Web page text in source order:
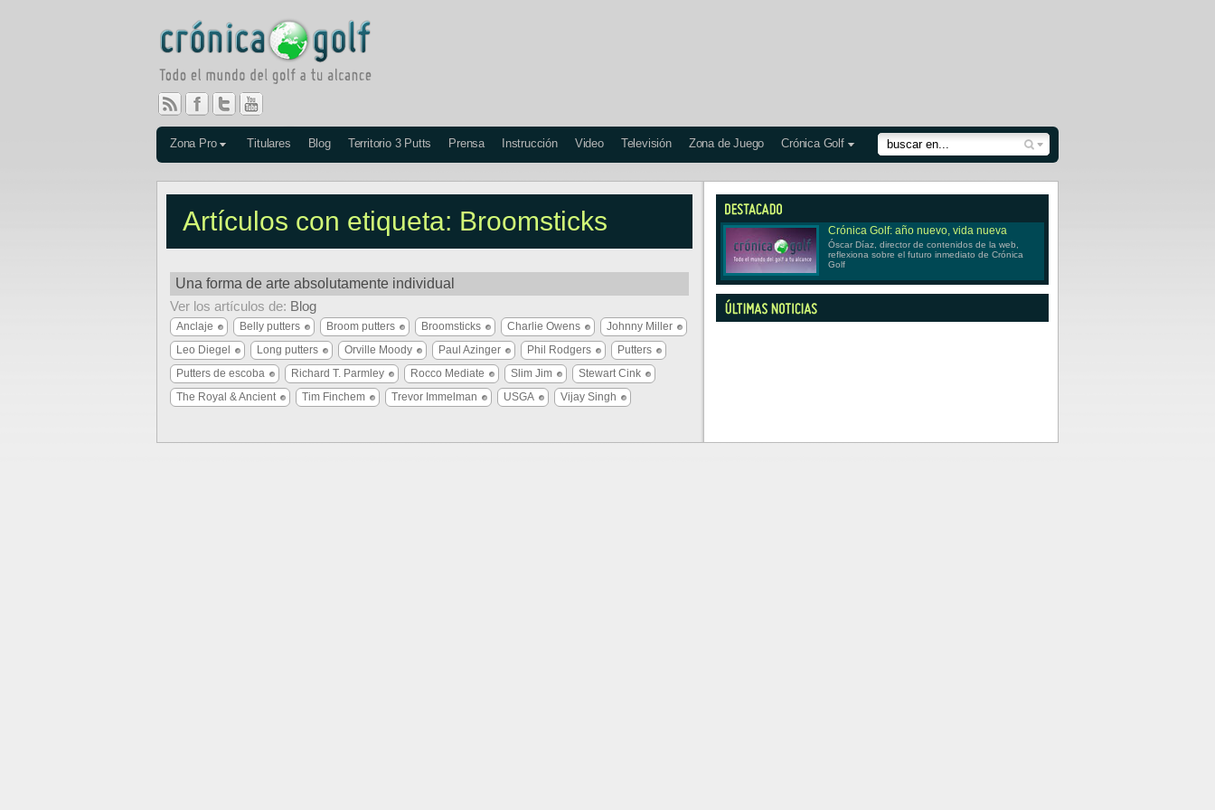
Zona Pro Titulares Blog Territorio 3 Putts Prensa Instrucción Video Televisión Zona de Juego Crónica Golf
Artículos con etiqueta: Broomsticks
Una forma de arte absolutamente individual
Ver los artículos de: Blog
Anclaje Belly putters Broom putters Broomsticks Charlie Owens
Johnny Miller
Leo Diegel
Long putters Orville Moody Paul Azinger Phil Rodgers
Putters
Putters de escoba
Richard T. Parmley Rocco Mediate Slim Jim
Stewart Cink
The Royal & Ancient
Tim Finchem Trevor Immelman USGA Vijay Singh
Crónica Golf: año nuevo, vida nueva
Óscar Díaz, director de contenidos de la web,
reflexiona sobre el futuro inmediato de Crónica
Golf